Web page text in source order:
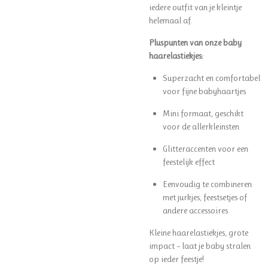
iedere outfit van je kleintje
helemaal af.
Pluspunten van onze baby
haarelastiekjes:
Superzacht en comfortabel
voor fijne babyhaartjes
Mini formaat, geschikt
voor de allerkleinsten
Glitteraccenten voor een
feestelijk effect
Eenvoudig te combineren
met jurkjes, feestsetjes of
andere accessoires
Kleine haarelastiekjes, grote
impact – laat je baby stralen
op ieder feestje!